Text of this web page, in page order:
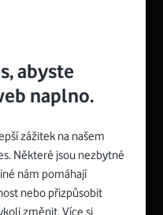
cm (včetně stojánku)
abyste
naplno.
zážitek na našem
Některé jsou nezbytné
nám pomáhají
nebo přizpůsobit
změnit. Více si